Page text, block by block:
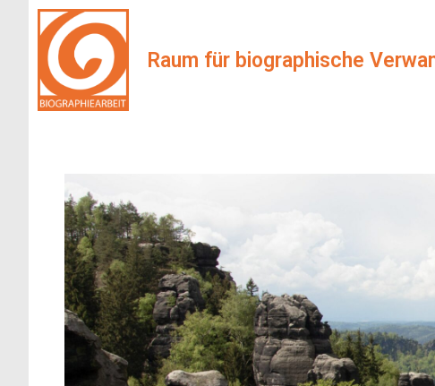
Raum für biographische